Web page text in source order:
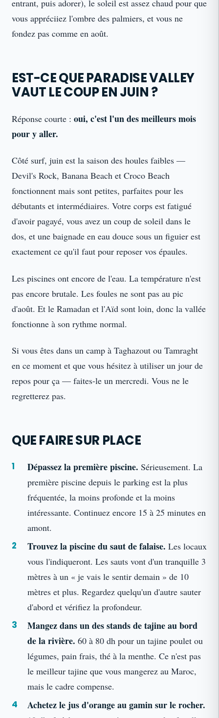
entrant, puis adorer), le soleil est assez chaud pour que
vous appréciiez l'ombre des palmiers, et vous ne
fondez pas comme en août.
EST-CE QUE PARADISE VALLEY
VAUT LE COUP EN JUIN ?
Réponse courte : oui, c'est l'un des meilleurs mois
pour y aller.
Côté surf, juin est la saison des houles faibles —
Devil's Rock, Banana Beach et Croco Beach
fonctionnent mais sont petites, parfaites pour les
débutants et intermédiaires. Votre corps est fatigué
d'avoir pagayé, vous avez un coup de soleil dans le
dos, et une baignade en eau douce sous un figuier est
exactement ce qu'il faut pour reposer vos épaules.
Les piscines ont encore de l'eau. La température n'est
pas encore brutale. Les foules ne sont pas au pic
d'août. Et le Ramadan et l'Aïd sont loin, donc la vallée
fonctionne à son rythme normal.
Si vous êtes dans un camp à Taghazout ou Tamraght
en ce moment et que vous hésitez à utiliser un jour de
repos pour ça — faites-le un mercredi. Vous ne le
regretterez pas.
QUE FAIRE SUR PLACE
Dépassez la première piscine. Sérieusement. La
première piscine depuis le parking est la plus
fréquentée, la moins profonde et la moins
intéressante. Continuez encore 15 à 25 minutes en
amont.
Trouvez la piscine du saut de falaise. Les locaux
vous l'indiqueront. Les sauts vont d'un tranquille 3
mètres à un « je vais le sentir demain » de 10
mètres et plus. Regardez quelqu'un d'autre sauter
d'abord et vérifiez la profondeur.
Mangez dans un des stands de tajine au bord
de la rivière. 60 à 80 dh pour un tajine poulet ou
légumes, pain frais, thé à la menthe. Ce n'est pas
le meilleur tajine que vous mangerez au Maroc,
mais le cadre compense.
Achetez le jus d'orange au gamin sur le rocher.